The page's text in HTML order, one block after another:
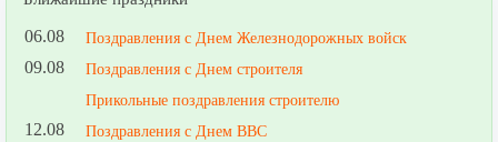
06.08 Поздравления с Днем Железнодорожных войск
09.08
Поздравления с Днем строителя
Прикольные поздравления строителю
12.08 Поздравления с Днем ВВС